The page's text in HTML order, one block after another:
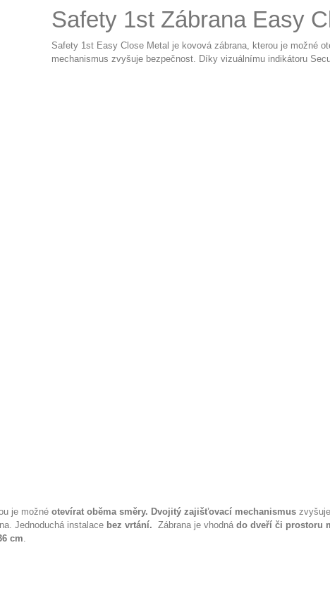
Safety 1st Zábrana Easy
Safety 1st Easy Close Metal je kovová zábrana, kterou je možné
mechanismus zvyšuje bezpečnost. Díky vizuálnímu indikátoru
je možné otevírat oběma směry. Dvojitý zajišťovací mechanismus
Jednoduchá instalace bez vrtání. Zábrana je vhodná do dveří či prostoru
cm.